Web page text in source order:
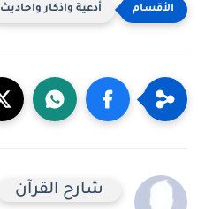
أدعية واذكار واحاديث
شارح القرآن